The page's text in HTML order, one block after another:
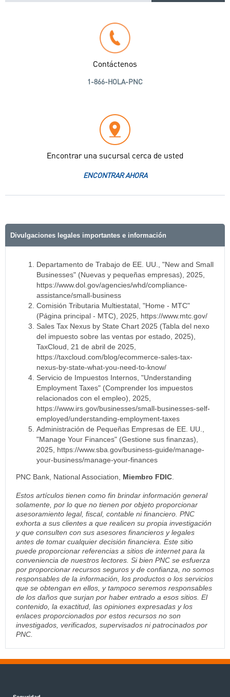
Contáctenos
1-866-HOLA-PNC
Encontrar una sucursal cerca de usted
ENCONTRAR AHORA
Divulgaciones legales importantes e información
Departamento de Trabajo de EE. UU., "New and Small
Businesses" (Nuevas y pequeñas empresas), 2025,
https://www.dol.gov/agencies/whd/compliance-
assistance/small-business
Comisión Tributaria Multiestatal, "Home - MTC"
(Página principal - MTC), 2025, https://www.mtc.gov/
Sales Tax Nexus by State Chart 2025 (Tabla del nexo
del impuesto sobre las ventas por estado, 2025),
TaxCloud, 21 de abril de 2025,
https://taxcloud.com/blog/ecommerce-sales-tax-
nexus-by-state-what-you-need-to-know/
Servicio de Impuestos Internos, "Understanding
Employment Taxes" (Comprender los impuestos
relacionados con el empleo), 2025,
https://www.irs.gov/businesses/small-businesses-self-
employed/understanding-employment-taxes
Administración de Pequeñas Empresas de EE. UU.,
"Manage Your Finances" (Gestione sus finanzas),
2025, https://www.sba.gov/business-guide/manage-
your-business/manage-your-finances
PNC Bank, National Association, Miembro FDIC
Estos artículos tienen como fin brindar información general
solamente, por lo que no tienen por objeto proporcionar
asesoramiento legal, fiscal, contable ni financiero. PNC
exhorta a sus clientes a que realicen su propia investigación
y que consulten con sus asesores financieros y legales
antes de tomar cualquier decisión financiera. Este sitio
puede proporcionar referencias a sitios de internet para la
conveniencia de nuestros lectores. Si bien PNC se esfuerza
por proporcionar recursos seguros y de confianza, no somos
responsables de la información, los productos o los servicios
que se obtengan en ellos, y tampoco seremos responsables
de los daños que surjan por haber entrado a esos sitios. El
contenido, la exactitud, las opiniones expresadas y los
enlaces proporcionados por estos recursos no son
investigados, verificados, supervisados ni patrocinados por
PNC.